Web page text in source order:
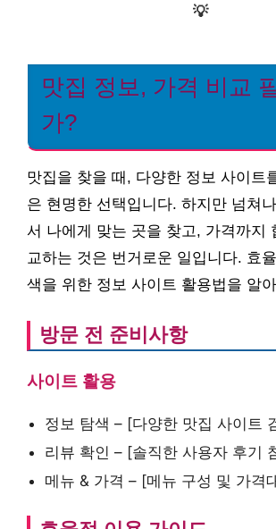
💡
맛집 정보, 가격 비교
가?
맛집을 찾을 때, 다양한 정보 사이트
은 현명한 선택입니다. 하지만 넘쳐
서 나에게 맞는 곳을 찾고, 가격까지
교하는 것은 번거로운 일입니다. 효
색을 위한 정보 사이트 활용법을 알
방문 전 준비사항
사이트 활용
정보 탐색 – [다양한 맛집 사이트
리뷰 확인 – [솔직한 사용자 후기
메뉴 & 가격 – [메뉴 구성 및 가격